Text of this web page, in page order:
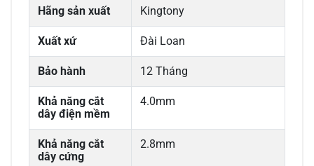
Hãng sản xuất Kingtony
Xuất xứ Đài Loan
Bảo hành 12 Tháng
Khả năng cắt
dây điện mềm
4.0mm
Khả năng cắt
dây cứng
2.8mm